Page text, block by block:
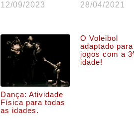
12/09/2023
28/04/2021
Dança: Atividade
Física para todas
as idades.
O Voleibol
adaptado para
jogos com a
idade!